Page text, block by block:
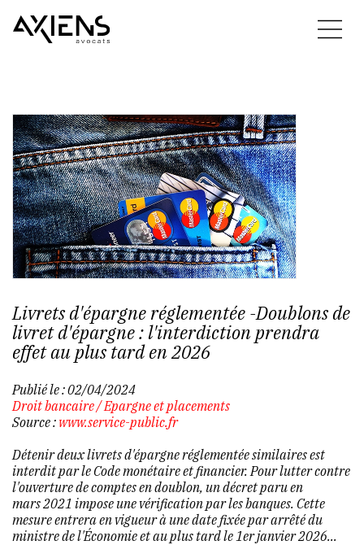
Livrets d'épargne réglementée -Doublons de
livret d'épargne : l'interdiction prendra
effet au plus tard en 2026
Publié le :02/04/2024
Droit bancaire/Epargne et placements
Source : www.service-public.fr
Détenir deux livrets d'épargne réglementée similaires est
interdit par le Code monétaire et financier. Pour lutter contre
l'ouverture de comptes en doublon, un décret paru en
mars 2021 impose une vérification par les banques. Cette
mesure entrera en vigueur à une date fixée par arrêté du
ministre de l'Économie et au plus tard le 1er janvier 2026...